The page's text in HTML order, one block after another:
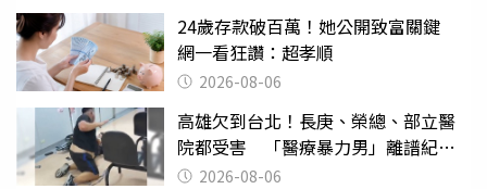
24歲存款破百萬！她公開致富關鍵
網一看狂讚：超孝順
2026-08-06
高雄欠到台北！長庚、榮總、部立醫
院都受害 「醫療暴力男」離譜紀錄
曝光2026-08-06